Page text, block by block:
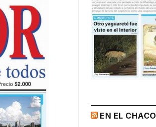
EN EL CHACO